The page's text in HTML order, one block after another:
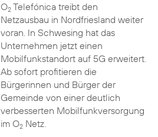
O2Telefónica treibt den
Netzausbau in Nordfriesland weiter
voran. In Schwesing hat das
Unternehmen jetzt einen
Mobilfunkstandort auf 5G erweitert.
Ab sofort profitieren die
Bürgerinnen und Bürger der
Gemeinde von einer deutlich
verbesserten Mobilfunkversorgung
im O2Netz.